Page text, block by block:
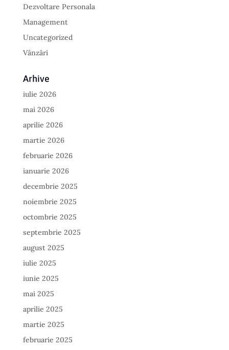
Dezvoltare Personala
Management
Uncategorized
Vânzări
Arhive
iulie 2026
mai 2026
aprilie 2026
martie 2026
februarie 2026
ianuarie 2026
decembrie 2025
noiembrie 2025
octombrie 2025
septembrie 2025
august 2025
iulie 2025
iunie 2025
mai 2025
aprilie 2025
martie 2025
februarie 2025